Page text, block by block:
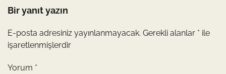
Bir yanıt yazın
E-posta adresiniz yayınlanmayacak. Gerekli alanlar * ile
işaretlenmişlerdir
Yorum *